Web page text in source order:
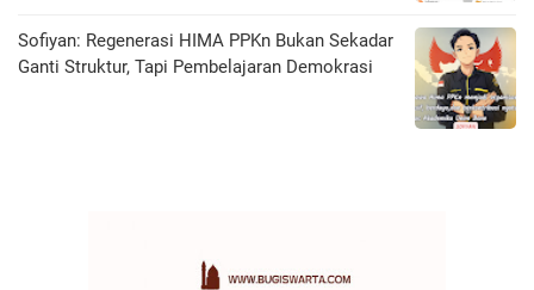
Sofiyan: Regenerasi HIMA PPKn Bukan Sekadar
Ganti Struktur, Tapi Pembelajaran Demokrasi